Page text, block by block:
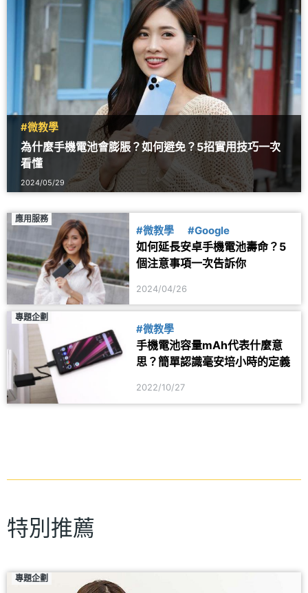
#微教學
為什麼手機電池會膨脹？如何避免？5招實用技巧一次
看懂
2024/05/29
應用服務
#微教學 #Google
如何延長安卓手機電池壽命？5
個注意事項一次告訴你
2024/04/26
專題企劃
#微教學
手機電池容量mAh代表什麼意
思？簡單認識毫安培小時的定義
2022/10/27
特別推薦
專題企劃